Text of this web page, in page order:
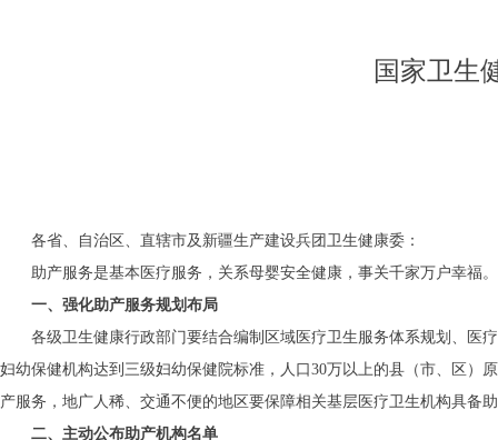
国家卫生
各省、自治区、直辖市及新疆生产建设兵团卫生健康委：
助产服务是基本医疗服务，关系母婴安全健康，事关千家万户幸福
一、强化助产服务规划布局
各级卫生健康行政部门要结合编制区域医疗卫生服务体系规划、医
妇幼保健机构达到三级妇幼保健院标准，人口30万以上的县（市、区）
产服务，地广人稀、交通不便的地区要保障相关基层医疗卫生机构具备
二、主动公布助产机构名单